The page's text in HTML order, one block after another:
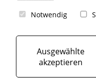
Notwendig
Ausgewählte
akzeptieren
Sterbefall Aue
Bestattungsarten Aue